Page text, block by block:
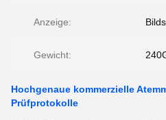
Anzeige:
Gewicht:
Hochgenaue kommerzielle
Prüfprotokolle